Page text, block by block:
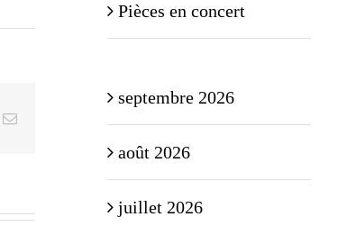
Email
Pièces en concert
septembre 2026
août 2026
juillet 2026